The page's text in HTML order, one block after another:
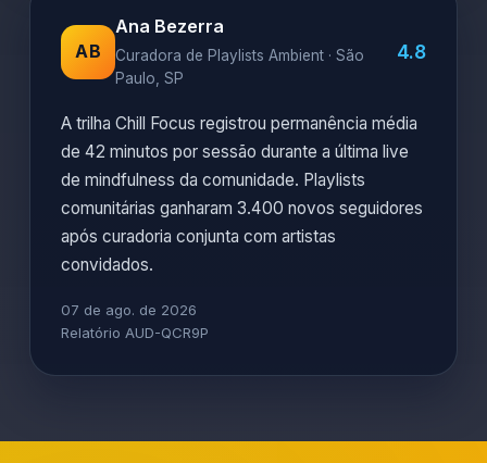
AB
Ana Bezerra
Curadora de Playlists Ambient · São
Paulo, SP
4.8
A trilha Chill Focus registrou permanência média
de 42 minutos por sessão durante a última live
de mindfulness da comunidade. Playlists
comunitárias ganharam 3.400 novos seguidores
após curadoria conjunta com artistas
convidados.
07 de ago. de 2026
Relatório AUD-QCR9P